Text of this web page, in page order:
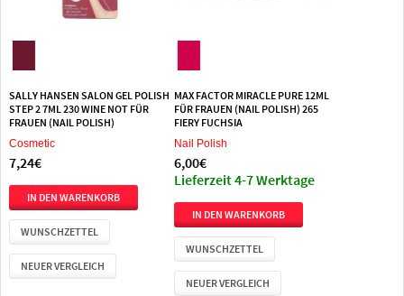
SALLY HANSEN SALON GEL POLISH
STEP 2 7ML 230 WINE NOT FÜR
FRAUEN (NAIL POLISH)
Cosmetic
7,24€
WUNSCHZETTEL
NEUER VERGLEICH
MAX FACTOR MIRACLE PURE 12ML
FÜR FRAUEN (NAIL POLISH) 265
FIERY FUCHSIA
Nail Polish
6,00€
Lieferzeit 4-7 Werktage
WUNSCHZETTEL
NEUER VERGLEICH